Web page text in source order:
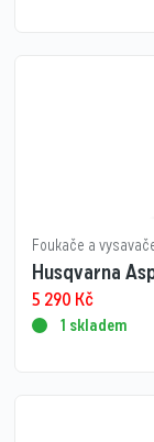
Foukače a
Husqvarna
5 290 Kč
1 skladem